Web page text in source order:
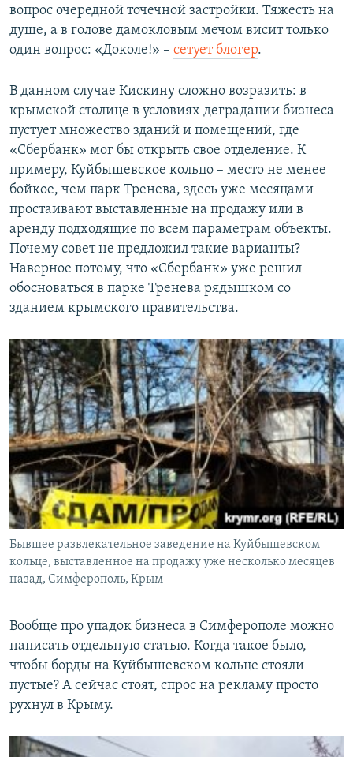
вопрос очередной точечной застройки. Тяжесть на
душе, а в голове дамокловым мечом висит только
один вопрос: «Доколе!» – сетует блогер.
В данном случае Кискину сложно возразить: в
крымской столице в условиях деградации бизнеса
пустует множество зданий и помещений, где
«Сбербанк» мог бы открыть свое отделение. К
примеру, Куйбышевское кольцо – место не менее
бойкое, чем парк Тренева, здесь уже месяцами
простаивают выставленные на продажу или в
аренду подходящие по всем параметрам объекты.
Почему совет не предложил такие варианты?
Наверное потому, что «Сбербанк» уже решил
обосноваться в парке Тренева рядышком со
зданием крымского правительства.
Бывшее развлекательное заведение на Куйбышевском
кольце, выставленное на продажу уже несколько месяцев
назад, Симферополь, Крым
Вообще про упадок бизнеса в Симферополе можно
написать отдельную статью. Когда такое было,
чтобы борды на Куйбышевском кольце стояли
пустые? А сейчас стоят, спрос на рекламу просто
рухнул в Крыму.